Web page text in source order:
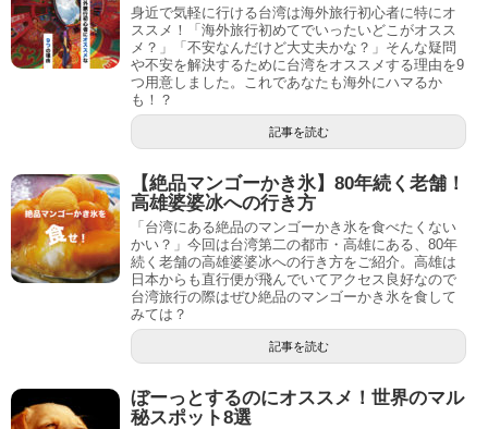
身近で気軽に行ける台湾は海外旅行初心者に特にオ
ススメ！「海外旅行初めてでいったいどこがオスス
メ？」「不安なんだけど大丈夫かな？」そんな疑問
や不安を解決するために台湾をオススメする理由を9
つ用意しました。これであなたも海外にハマるか
も！？
記事を読む
【絶品マンゴーかき氷】80年続く老舗！
高雄婆婆冰への行き方
「台湾にある絶品のマンゴーかき氷を食べたくない
かい？」今回は台湾第二の都市・高雄にある、80年
続く老舗の高雄婆婆冰への行き方をご紹介。高雄は
日本からも直行便が飛んでいてアクセス良好なので
台湾旅行の際はぜひ絶品のマンゴーかき氷を食して
みては？
記事を読む
ぼーっとするのにオススメ！世界のマル
秘スポット8選